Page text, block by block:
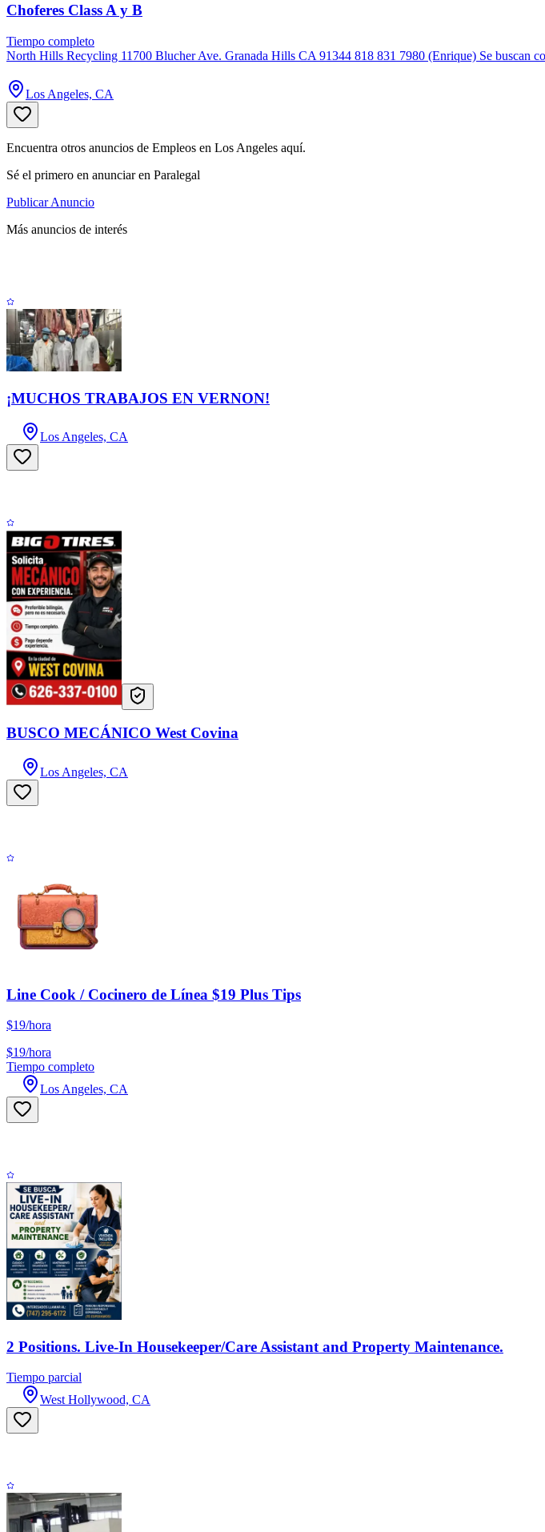
Choferes Class A y B
Tiempo completo
North Hills Recycling 11700 Blucher Ave. Granada Hills CA 91344 818 831 7980 (Enrique) Se buscan
Los Angeles, CA
Encuentra otros anuncios de Empleos en Los Angeles aquí.
Sé el primero en anunciar en Paralegal
Publicar Anuncio
Más anuncios de interés
¡MUCHOS TRABAJOS EN VERNON!
Los Angeles, CA
BUSCO MECÁNICO West Covina
Los Angeles, CA
Line Cook / Cocinero de Línea $19 Plus Tips
$19/hora
$19/hora
Tiempo completo
Los Angeles, CA
2 Positions. Live-In Housekeeper/Care Assistant and Property Maintenance.
Tiempo parcial
West Hollywood, CA